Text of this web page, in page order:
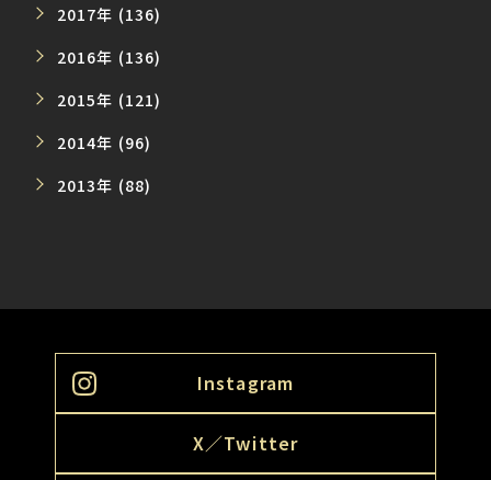
2017年 (136)
2016年 (136)
2015年 (121)
2014年 (96)
2013年 (88)
Instagram
X／Twitter